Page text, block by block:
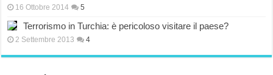
16 Ottobre 2014 5
Terrorismo in Turchia: è pericoloso visitare il paese?
2 Settembre 2013 4